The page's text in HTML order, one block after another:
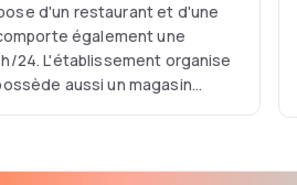
d'un restaurant et d'une
également une
24. L'établissement organise
aussi un magasin